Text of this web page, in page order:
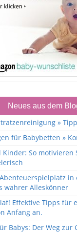
Neues aus dem
»
für Babybetten »
So motivieren
in
wahrer Alleskönner
Effektive Tipps für
Anfang an.
Babys: Der Weg zur